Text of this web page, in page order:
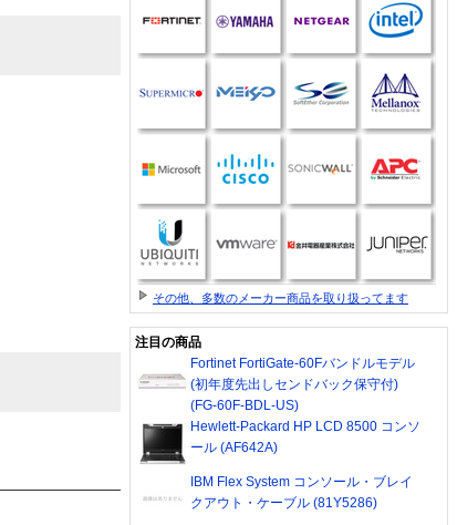
その他、多数のメーカー商品を取り扱ってます
注目の商品
Fortinet FortiGate-60Fバンドルモデル
(初年度先出しセンドバック保守付)
(FG-60F-BDL-US)
Hewlett-Packard HP LCD 8500 コンソ
ール (AF642A)
IBM Flex System コンソール・ブレイ
クアウト・ケーブル (81Y5286)